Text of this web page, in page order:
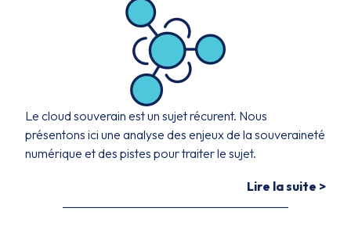
Le cloud souverain est un sujet récurent. Nous
présentons ici une analyse des enjeux de la souveraineté
numérique et des pistes pour traiter le sujet.
Lire la suite >